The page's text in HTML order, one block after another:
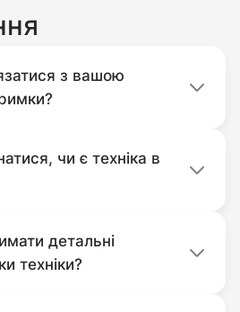
з вашою
чи є техніка в
детальні
техніки?